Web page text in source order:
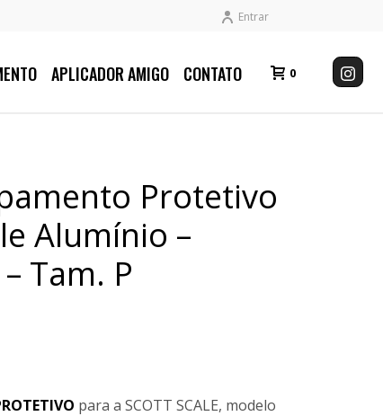
Entrar
APLICADOR AMIGO CONTATO 0
Protetivo
Alumínio –
Tam. P
para a SCOTT SCALE, modelo